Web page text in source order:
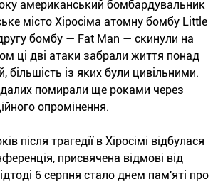
американський бомбардувальник
місто Хіросіма атомну бомбу Little
бомбу — Fat Man — скинули на
ці дві атаки забрали життя понад
більшість із яких були цивільними.
помирали ще роками через
опромінення.
після трагедії в Хіросімі відбулася
присвячена відмові від
6 серпня стало днем пам'яті про